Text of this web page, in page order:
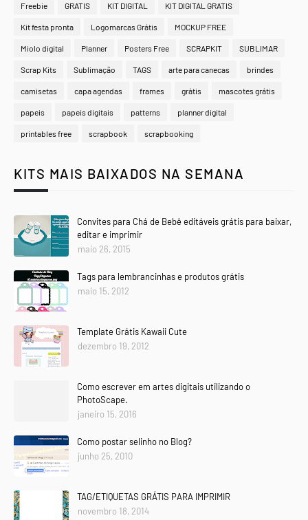
Freebie GRATIS KIT DIGITAL KIT DIGITAL GRATIS
Kit festa pronta Logomarcas Grátis MOCKUP FREE
Miolo digital Planner Posters Free SCRAPKIT SUBLIMAR
Scrap Kits Sublimação TAGS arte para canecas brindes
camisetas capa agendas frames grátis mascotes grátis
papeis papeis digitais patterns planner digital
printables free scrapbook scrapbooking
KITS MAIS BAIXADOS NA SEMANA
Convites para Chá de Bebê editáveis grátis para baixar,
editar e imprimir
maio 26, 2015
Tags para lembrancinhas e produtos grátis
maio 15, 2012
Template Grátis Kawaii Cute
dezembro 19, 2012
Como escrever em artes digitais utilizando o
PhotoScape.
janeiro 15, 2016
Como postar selinho no Blog?
junho 25, 2010
TAG/ETIQUETAS GRÁTIS PARA IMPRIMIR
novembro 18, 2014